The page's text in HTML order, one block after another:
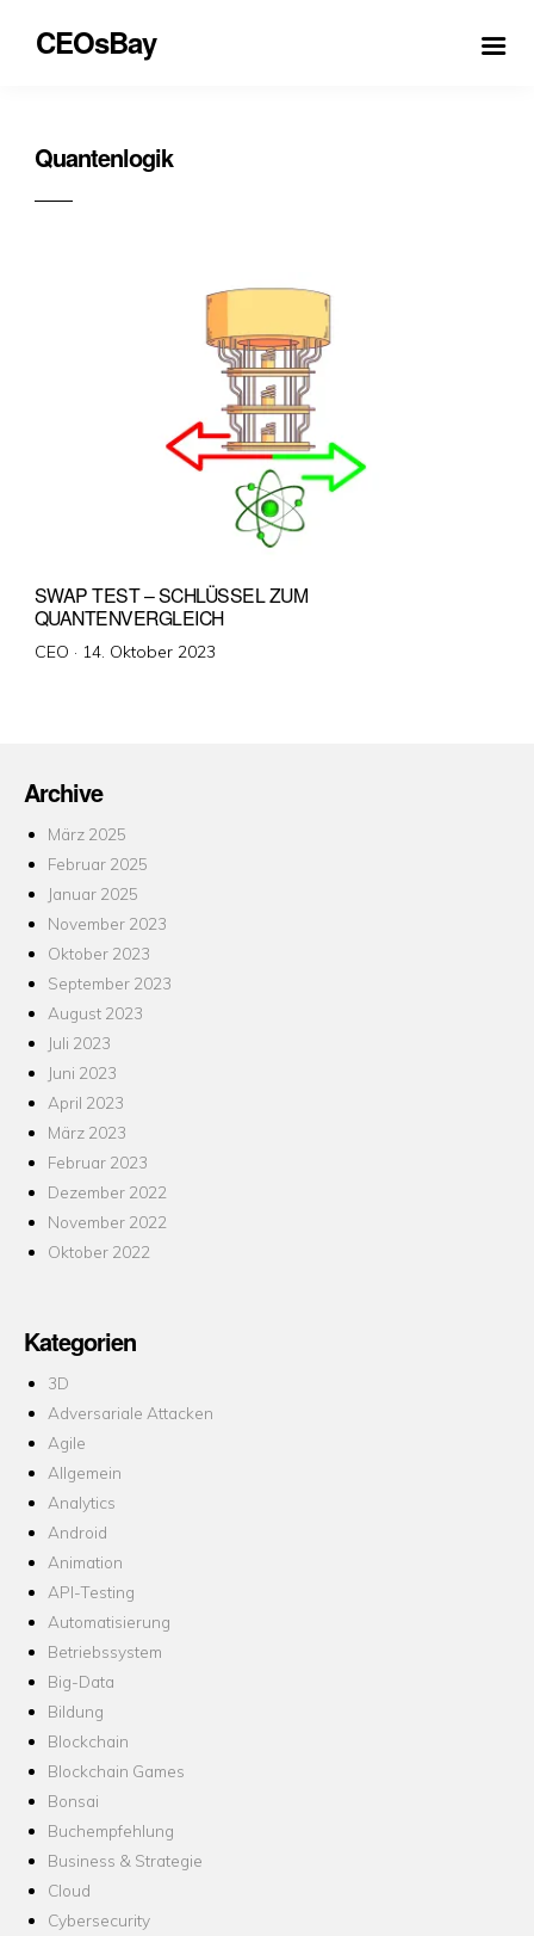
CEOsBay
Quantenlogik
SWAP TEST – SCHLÜSSEL ZUM
QUANTENVERGLEICH
CEO · Veröffentlicht
14. Oktober 2023
Archive
März 2025
Februar 2025
Januar 2025
November 2023
Oktober 2023
September 2023
August 2023
Juli 2023
Juni 2023
April 2023
März 2023
Februar 2023
Dezember 2022
November 2022
Oktober 2022
Kategorien
3D
Adversariale Attacken
Agile
Allgemein
Analytics
Android
Animation
API-Testing
Automatisierung
Betriebssystem
Big-Data
Bildung
Blockchain
Blockchain Games
Bonsai
Buchempfehlung
Business & Strategie
Cloud
Cybersecurity